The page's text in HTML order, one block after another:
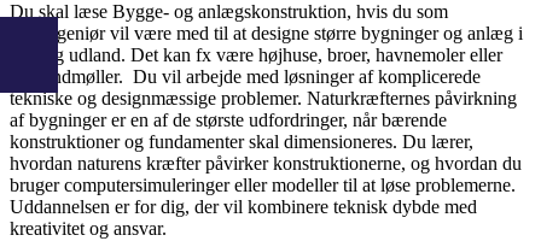
Du skal læse Bygge- og anlægskonstruktion, hvis du som
civilingeniør vil være med til at designe større bygninger og anlæg i
ind- og udland. Det kan fx være højhuse, broer, havnemoler eller
havvindmøller. Du vil arbejde med løsninger af komplicerede
tekniske og designmæssige problemer. Naturkræfternes påvirkning
af bygninger er en af de største udfordringer, når bærende
konstruktioner og fundamenter skal dimensioneres. Du lærer,
hvordan naturens kræfter påvirker konstruktionerne, og hvordan du
bruger computersimuleringer eller modeller til at løse problemerne.
Uddannelsen er for dig, der vil kombinere teknisk dybde med
kreativitet og ansvar.